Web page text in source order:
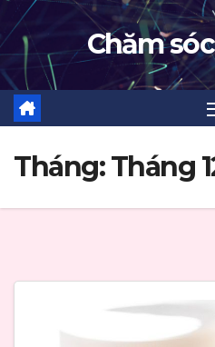
Skip
to
content
Chăm
Tháng:Tháng